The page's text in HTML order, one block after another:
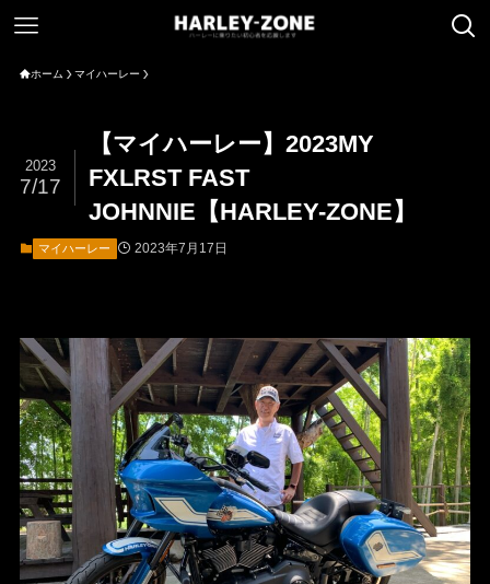
ホーム マイハーレー
【マイハーレー】2023MY
FXLRST FAST
JOHNNIE【HARLEY-ZONE】
2023
7/17
マイハーレー 2023年7月17日